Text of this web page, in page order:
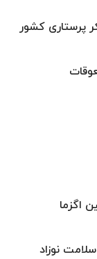
پرستاری کشور
اگزما
نوزاد